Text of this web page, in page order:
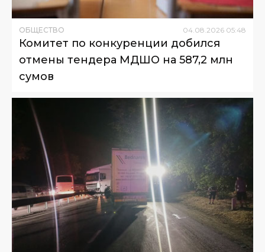
ОБЩЕСТВО 04.08.2026 05:48
Комитет по конкуренции добился
отмены тендера МДШО на 587,2 млн
сумов